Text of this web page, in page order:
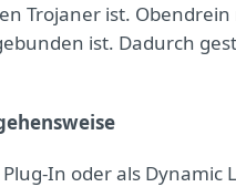
Trojaner ist.
ist. Dadurch
In oder als